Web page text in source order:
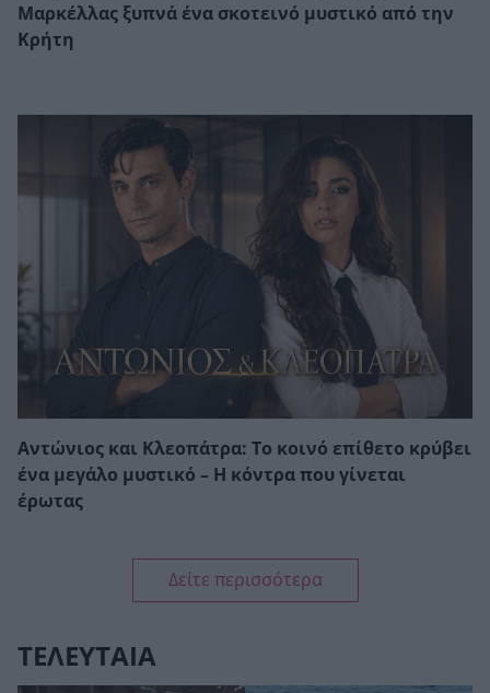
Μαρκέλλας ξυπνά ένα σκοτεινό μυστικό από την
Κρήτη
Αντώνιος και Κλεοπάτρα: Το κοινό επίθετο κρύβει
ένα μεγάλο μυστικό – Η κόντρα που γίνεται
έρωτας
Δείτε περισσότερα
ΤΕΛΕΥΤΑΙΑ